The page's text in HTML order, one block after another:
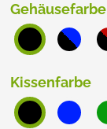
Gehäusefarbe
Kissenfarbe